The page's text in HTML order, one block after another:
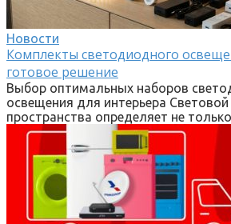
Новости
Комплекты светодиодного
готовое решение
Выбор оптимальных наборов
освещения для интерьера Световой
пространства определяет не